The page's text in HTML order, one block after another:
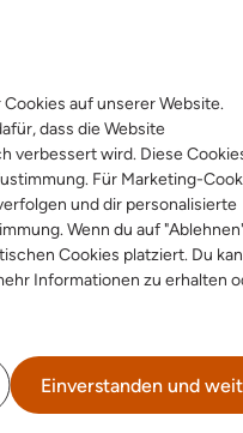
auf unserer Website.
dass die Website
verbessert wird. Diese
Für Marketing-
und dir personalisierte
Wenn du auf
Cookies platziert. Du
Informationen zu erhalten
Einverstanden und